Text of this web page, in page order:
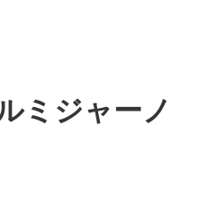
ミジャーノ